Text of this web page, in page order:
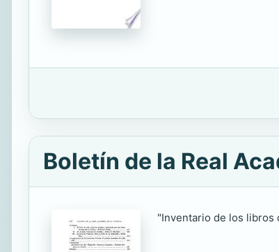
Boletín de la Real
"Inventario de los libros